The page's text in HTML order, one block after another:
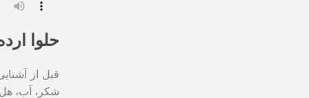
حلوا
قبل از
شکر، آب،